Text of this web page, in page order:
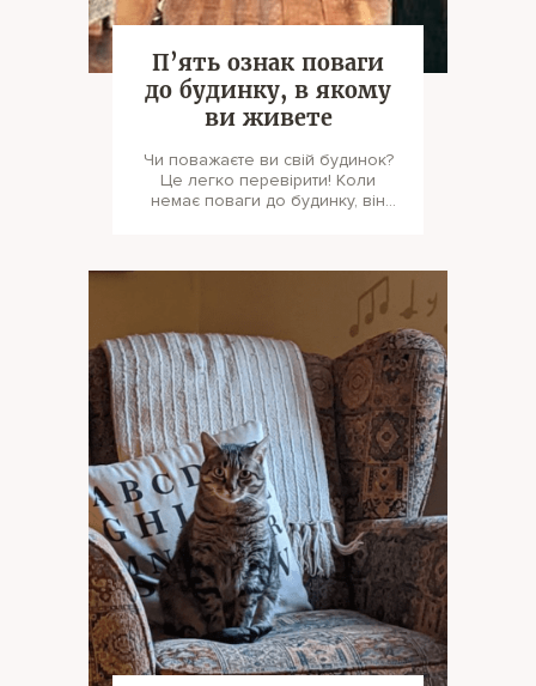
П’ять ознак поваги
до будинку, в якому
ви живете
Чи поважаєте ви свій будинок?
Це легко перевірити! Коли
немає поваги до будинку, він